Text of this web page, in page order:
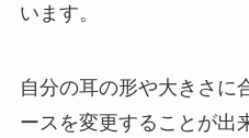
います。
自分の耳の形や大きさに
ースを変更することが出